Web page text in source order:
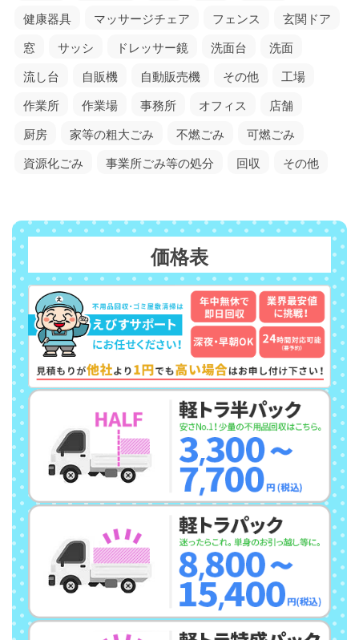
健康器具 マッサージチェア フェンス 玄関ドア
窓 サッシ ドレッサー鏡 洗面台 洗面
流し台 自販機 自動販売機 その他 工場
作業所 作業場 事務所 オフィス 店舗
厨房 家等の粗大ごみ 不燃ごみ 可燃ごみ
資源化ごみ 事業所ごみ等の処分 回収 その他
価格表